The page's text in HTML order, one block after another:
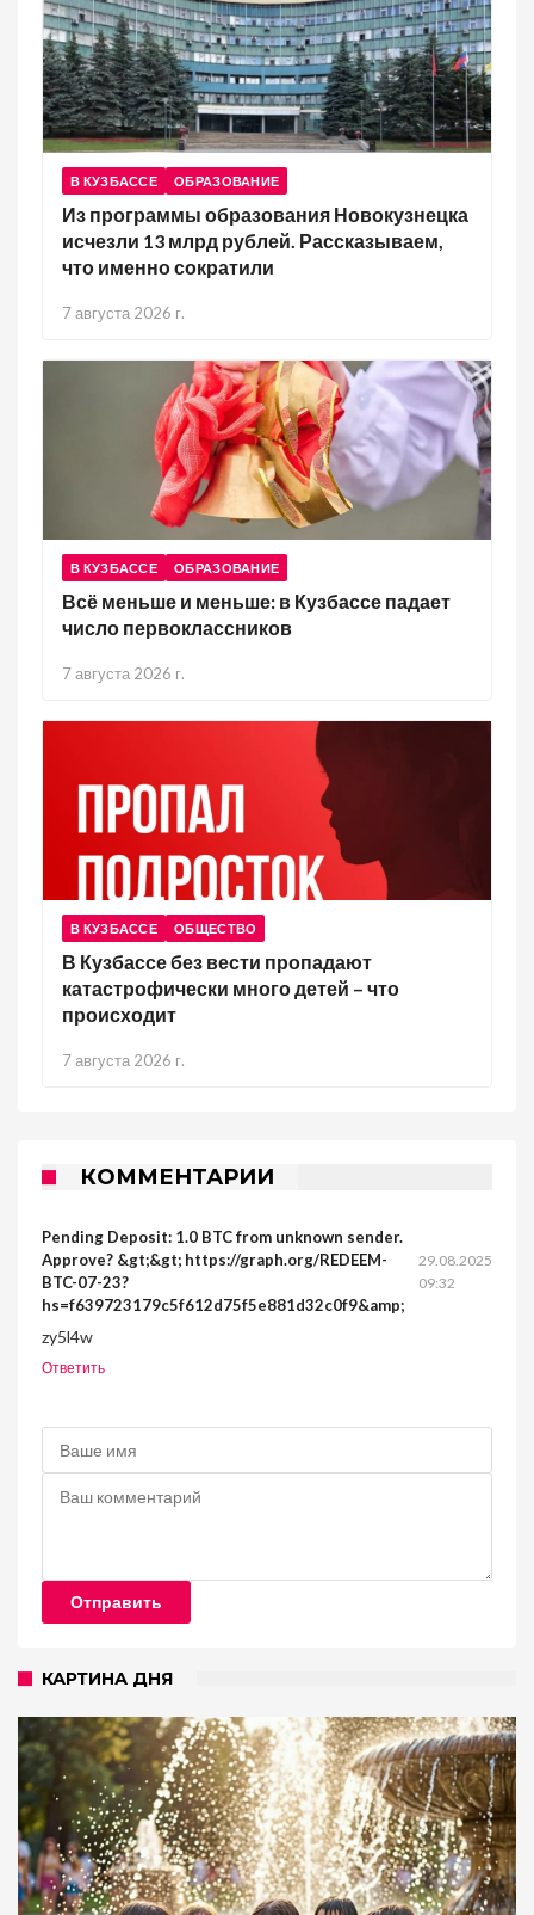
В КУЗБАССЕ ОБРАЗОВАНИЕ
Из программы образования Новокузнецка
исчезли 13 млрд рублей. Рассказываем,
что именно сократили
7 августа 2026 г.
В КУЗБАССЕ ОБРАЗОВАНИЕ
Всё меньше и меньше: в Кузбассе падает
число первоклассников
7 августа 2026 г.
В КУЗБАССЕ ОБЩЕСТВО
В Кузбассе без вести пропадают
катастрофически много детей – что
происходит
7 августа 2026 г.
КОММЕНТАРИИ
Pending Deposit: 1.0 BTC from unknown sender.
Approve? &gt;&gt; https://graph.org/REDEEM-
BTC-07-23?
hs=f639723179c5f612d75f5e881d32c0f9&amp;
29.08.2025
09:32
zy5l4w
Ответить
Отправить
КАРТИНА ДНЯ